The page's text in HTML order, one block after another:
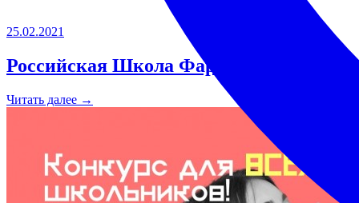
25.02.2021
Российская Школа Фармацевтов
Читать далее →